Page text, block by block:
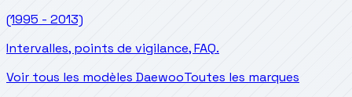
(1995 - 2013)
Intervalles, points de vigilance, FAQ.
Voir tous les modèles DaewooToutes les marques